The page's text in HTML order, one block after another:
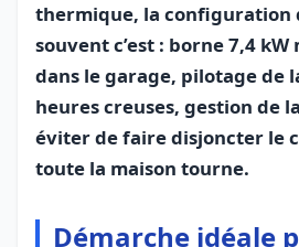
thermique, la configuration
souvent c’est : borne 7,4 kW
dans le garage, pilotage de
heures creuses, gestion de
éviter de faire disjoncter le
toute la maison tourne.
Démarche idéale